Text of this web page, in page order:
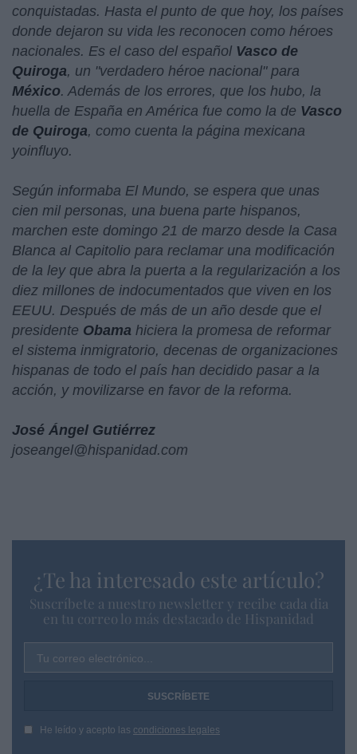
conquistadas. Hasta el punto de que hoy, los países
donde dejaron su vida les reconocen como héroes
nacionales. Es el caso del español Vasco de
Quiroga, un "verdadero héroe nacional" para
México. Además de los errores, que los hubo, la
huella de España en América fue como la de Vasco
de Quiroga, como cuenta la página mexicana
yoinfluyo.
Según informaba El Mundo, se espera que unas
cien mil personas, una buena parte hispanos,
marchen este domingo 21 de marzo desde la Casa
Blanca al Capitolio para reclamar una modificación
de la ley que abra la puerta a la regularización a los
diez millones de indocumentados que viven en los
EEUU. Después de más de un año desde que el
presidente Obama hiciera la promesa de reformar
el sistema inmigratorio, decenas de organizaciones
hispanas de todo el país han decidido pasar a la
acción, y movilizarse en favor de la reforma.
José Ángel Gutiérrez
joseangel@hispanidad.com
¿Te ha interesado este artículo?
Suscríbete a nuestro newsletter y recibe cada dia
en tu correo lo más destacado de Hispanidad
Tu correo electrónico...
He leído y acepto las condiciones legales